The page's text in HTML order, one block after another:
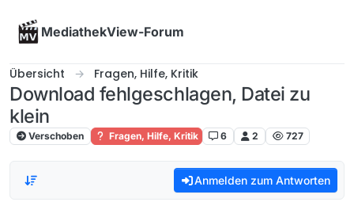
MediathekView-Forum
Übersicht Fragen, Hilfe, Kritik
Download fehlgeschlagen, Datei zu
klein
Verschoben Fragen, Hilfe, Kritik 6 2 727
Anmelden zum Antworten